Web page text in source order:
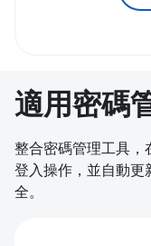
適用密碼
整合密碼管理工具，
登入操作，並自動更
全。